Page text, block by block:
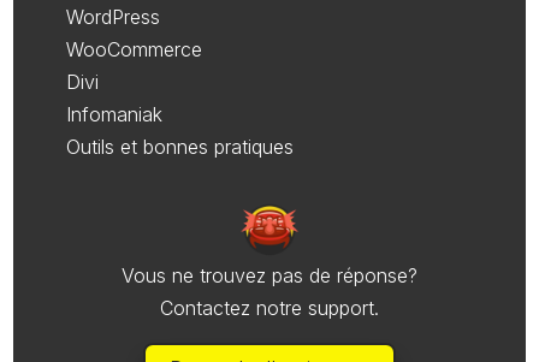
WordPress
WooCommerce
Divi
Infomaniak
Outils et bonnes pratiques
Vous ne trouvez pas de réponse?
Contactez notre support.